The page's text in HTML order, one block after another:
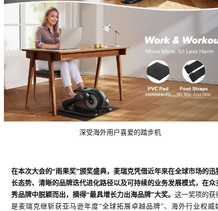
深受海外用户喜爱的踏步机
在本次大会的“雨果奖”颁奖盛典，麦瑞克凭借近年来在全球市场的迅
长态势、清晰的品牌迭代进化路径以及可持续的业务发展模式，在众
秀品牌中脱颖而出，摘得“最具增长力出海品牌”大奖。 这一奖项的获
是麦瑞克继斩获亚马逊年度“全球拓展卓越品牌”、海外行业权威